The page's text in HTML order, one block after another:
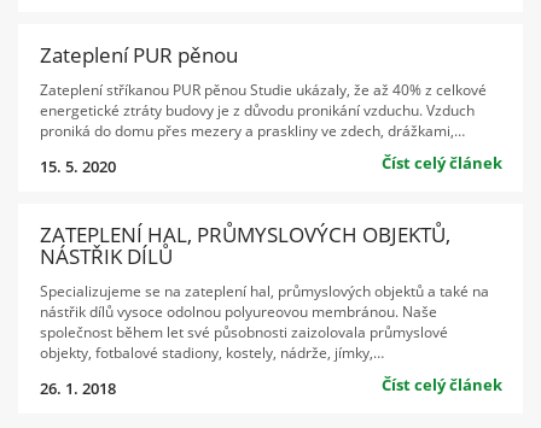
Zateplení PUR pěnou
Zateplení stříkanou PUR pěnou Studie ukázaly, že až 40% z celkové
energetické ztráty budovy je z důvodu pronikání vzduchu. Vzduch
proniká do domu přes mezery a praskliny ve zdech, drážkami,…
15. 5. 2020 Číst celý článek
ZATEPLENÍ HAL, PRŮMYSLOVÝCH OBJEKTŮ,
NÁSTŘIK DÍLŮ
Specializujeme se na zateplení hal, průmyslových objektů a také na
nástřik dílů vysoce odolnou polyureovou membránou. Naše
společnost během let své působnosti zaizolovala průmyslové
objekty, fotbalové stadiony, kostely, nádrže, jímky,…
26. 1. 2018 Číst celý článek